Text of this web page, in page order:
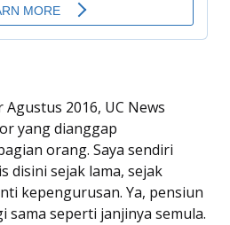
2016, UC News
yang dianggap
orang. Saya sendiri
disini sejak lama, sejak
kepengurusan. Ya, pensiun
sama seperti janjinya semula.